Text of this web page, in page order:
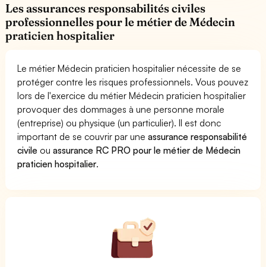
Les assurances responsabilités civiles
professionnelles pour le métier de Médecin
praticien hospitalier
Le métier Médecin praticien hospitalier nécessite de se
protéger contre les risques professionnels. Vous pouvez
lors de l'exercice du métier Médecin praticien hospitalier
provoquer des dommages à une personne morale
(entreprise) ou physique (un particulier). Il est donc
important de se couvrir par uneassurance responsabilité
civile ouassurance RC PRO pour le métier de Médecin
praticien hospitalier.